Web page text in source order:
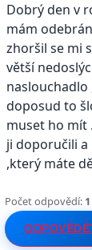
Dobrý den v
mám
zhoršil se mi
větší
doposud to
muset ho mít
ji doporučili
,který máte
Počet odpovědí: 1